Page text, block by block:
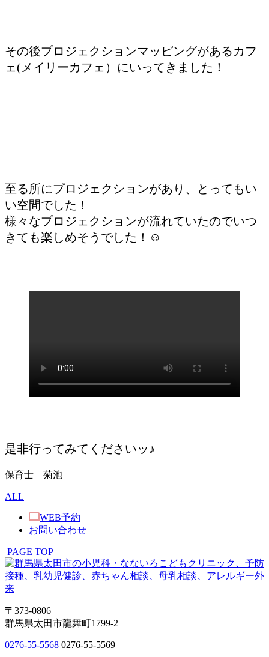
その後プロジェクションマッピングがあるカフ
ェ(メイリーカフェ）にいってきました！
至る所にプロジェクションがあり、とってもい
い空間でした！
様々なプロジェクションが流れていたのでいつ
きても楽しめそうでした！☺
是非行ってみてくださいッ♪
保育士 菊池
ALL
WEB予約
お問い合わせ
PAGE TOP
〒373-0806
群馬県太田市龍舞町1799-2
0276-55-5568 0276-55-5569